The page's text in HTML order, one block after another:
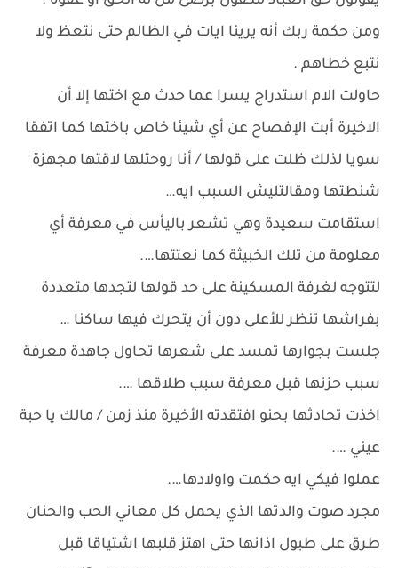
ومن حكمة ربك أنه يرينا ايات في الظالم حتى نتعظ ولا
نتبع خطاهم .
حاولت الام استدراج يسرا عما حدث مع اختها إلا أن
الاخيرة أبت الإفصاح عن أي شيئا خاص باختها كما اتفقا
سويا لذلك ظلت على قولها / أنا روحتلها لاقتها مجهزة
شنطتها ومقالتليش السبب ايه…
استقامت سعيدة وهي تشعر باليأس في معرفة أي
معلومة من تلك الخبيثة كما نعتتها….
لتتوجه لغرفة المسكينة على حد قولها لتجدها متعددة
بفراشها تنظر للأعلى دون أن يتحرك فيها ساكنا …
جلست بجوارها تمسد على شعرها تحاول جاهدة معرفة
سبب حزنها قبل معرفة سبب طلاقها ….
اخذت تحادثها بحنو افتقدته الأخيرة منذ زمن / مالك يا حبة
عيني ….
عملوا فيكي ايه حكمت واولادها….
مجرد صوت والدتها الذي يحمل كل معاني الحب والحنان
طرق على طبول اذانها حتى اهتز قلبها اشتياقا قبل